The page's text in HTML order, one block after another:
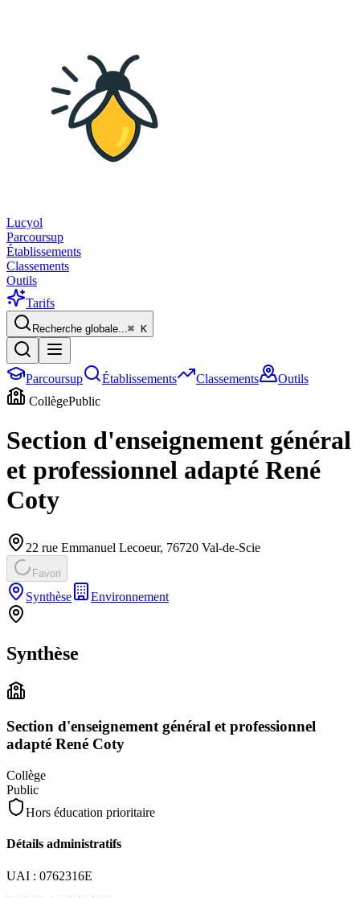
Lucyol
Parcoursup
Établissements
Classements
Outils
Tarifs
Recherche globale...⌘ K
Parcoursup Établissements Classements
Outils
CollègePublic
Section d'enseignement général
et professionnel adapté René
Coty
22 rue Emmanuel Lecoeur, 76720 Val-de-Scie
Favori
Synthèse Environnement
Synthèse
Section d'enseignement général et professionnel
adapté René Coty
Collège
Public
Hors éducation prioritaire
Détails administratifs
UAI : 0762316E